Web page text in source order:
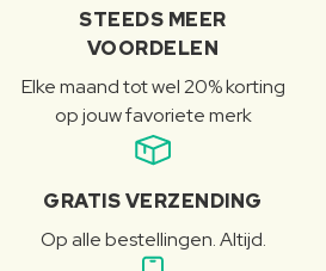
STEEDS MEER
VOORDELEN
Elke maand tot wel 20% korting
op jouw favoriete merk
GRATIS VERZENDING
Op alle bestellingen. Altijd.